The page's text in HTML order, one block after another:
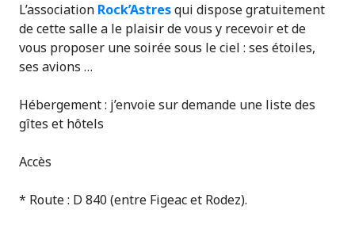
L’association Rock’Astresqui dispose gratuitement
de cette salle a le plaisir de vous y recevoir et de
vous proposer une soirée sous le ciel : ses étoiles,
ses avions …
Hébergement : j’envoie sur demande une liste des
gîtes et hôtels
Accès
* Route : D 840 (entre Figeac et Rodez).